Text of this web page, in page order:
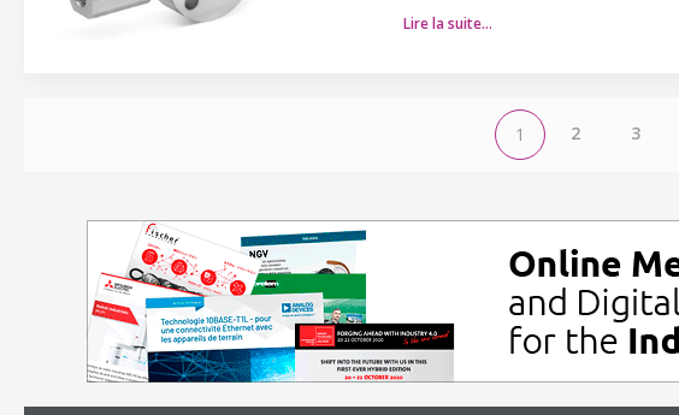
Lire la suite…
1 2 3